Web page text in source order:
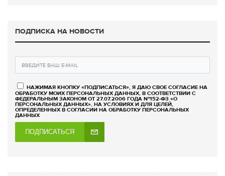
ПОДПИСКА НА НОВОСТИ
НАЖИМАЯ КНОПКУ «ПОДПИСАТЬСЯ», Я ДАЮ СВОЕ СОГЛАСИЕ НА
ОБРАБОТКУ МОИХ ПЕРСОНАЛЬНЫХ ДАННЫХ, В СООТВЕТСТВИИ С
ФЕДЕРАЛЬНЫМ ЗАКОНОМ ОТ 27.07.2006 ГОДА №152-ФЗ «О
ПЕРСОНАЛЬНЫХ ДАННЫХ», НА УСЛОВИЯХ И ДЛЯ ЦЕЛЕЙ,
ОПРЕДЕЛЕННЫХ В СОГЛАСИИ НА ОБРАБОТКУ ПЕРСОНАЛЬНЫХ
ДАННЫХ
ПОДПИСАТЬСЯ